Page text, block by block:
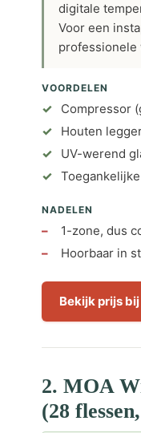
digitale
Voor een
professionele
VOORDELEN
Compressor
Houten
UV-werend
NADELEN
1-zone, dus
Hoorbaar in
Bekijk prijs
2. MOA
(28